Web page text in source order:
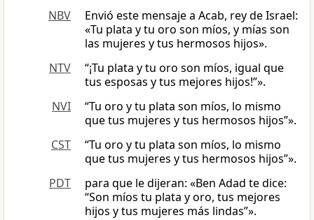
NBV
Envió este mensaje a Acab, rey de Israel:
«Tu plata y tu oro son míos, y mías son
las mujeres y tus hermosos hijos».
NTV
“¡Tu plata y tu oro son míos, igual que
tus esposas y tus mejores hijos!”».
NVI
“Tu oro y tu plata son míos, lo mismo
que tus mujeres y tus hermosos hijos”».
CST
“Tu oro y tu plata son míos, lo mismo
que tus mujeres y tus hermosos hijos”».
PDT
para que le dijeran: «Ben Adad te dice:
“Son míos tu plata y oro, tus mejores
hijos y tus mujeres más lindas”».